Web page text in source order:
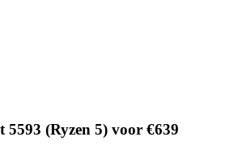
(Ryzen 5) voor €639